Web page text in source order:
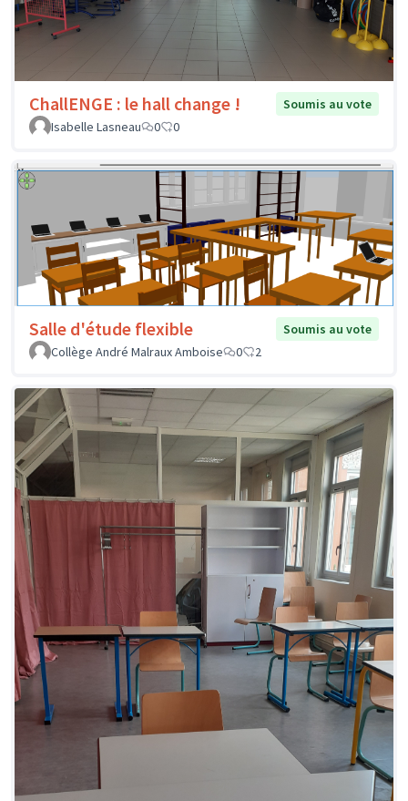
ChallENGE : le hall change !
Soumis au vote
Isabelle Lasneau
0 0
Salle d'étude flexible
Soumis au vote
Collège André Malraux Amboise
0 2